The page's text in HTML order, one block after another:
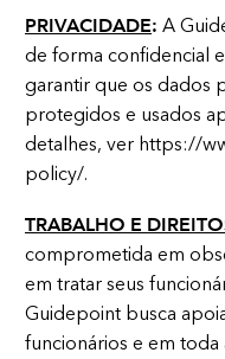
PRIVACIDADE: A
de forma confidencial
garantir que os dados
protegidos e usados
detalhes, ver https://
policy/.
TRABALHO E
comprometida em
em tratar seus
Guidepoint busca
funcionários e em